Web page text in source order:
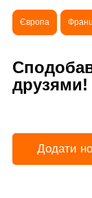
Європа
друзями!
Додати